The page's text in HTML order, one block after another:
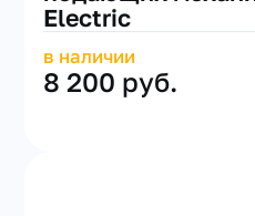
Electric
в наличии
8 200 руб.